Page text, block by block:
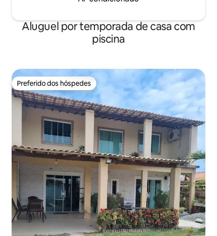
Aluguel por temporada de casa com
piscina
Preferido dos hóspedes
Preferido dos hóspedes